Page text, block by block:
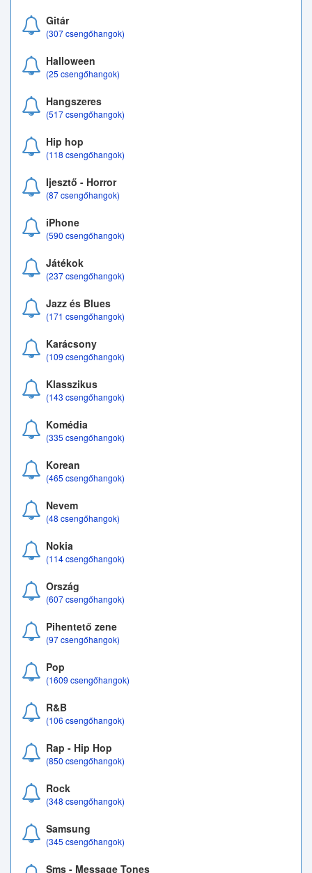
Gitár
(307 csengőhangok)
Halloween
(25 csengőhangok)
Hangszeres
(517 csengőhangok)
Hip hop
(118 csengőhangok)
Ijesztő - Horror
(87 csengőhangok)
iPhone
(590 csengőhangok)
Játékok
(237 csengőhangok)
Jazz és Blues
(171 csengőhangok)
Karácsony
(109 csengőhangok)
Klasszikus
(143 csengőhangok)
Komédia
(335 csengőhangok)
Korean
(465 csengőhangok)
Nevem
(48 csengőhangok)
Nokia
(114 csengőhangok)
Ország
(607 csengőhangok)
Pihentető zene
(97 csengőhangok)
Pop
(1609 csengőhangok)
R&B
(106 csengőhangok)
Rap - Hip Hop
(850 csengőhangok)
Rock
(348 csengőhangok)
Samsung
(345 csengőhangok)
Sms - Message Tones